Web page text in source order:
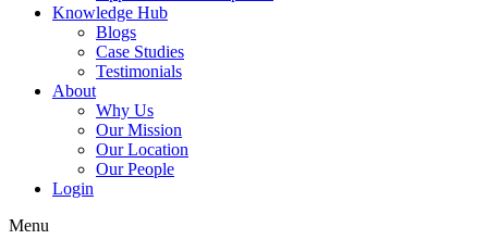
Knowledge Hub
Blogs
Case Studies
Testimonials
About
Why Us
Our Mission
Our Location
Our People
Login
Menu